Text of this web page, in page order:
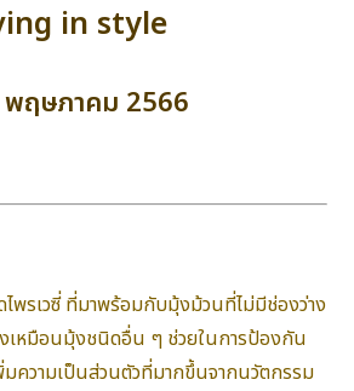
in style
ฤษภาคม 2566
พรเวซี่ ที่มาพร้อมกับมุ้งม้วนที่ไม่มีช่องว่าง
เหมือนมุ้งชนิดอื่น ๆ ช่วยในการป้องกัน
ความเป็นส่วนตัวที่มากขึ้นจากนวัตกรรม